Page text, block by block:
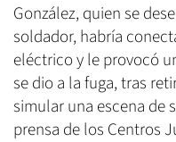
González, quien se
soldador, habría
eléctrico y le provocó
se dio a la fuga, tras
simular una escena de
prensa de los Centros